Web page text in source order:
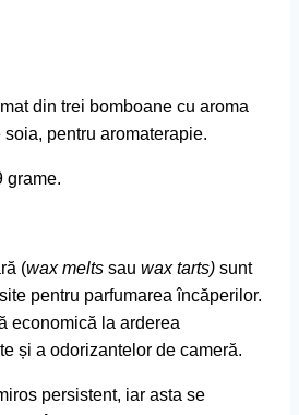
din trei bomboane cu aroma
pentru aromaterapie.
grame.
(wax melts sau wax tarts) sunt
pentru parfumarea încăperilor.
economică la arderea
și a odorizantelor de cameră.
persistent, iar asta se